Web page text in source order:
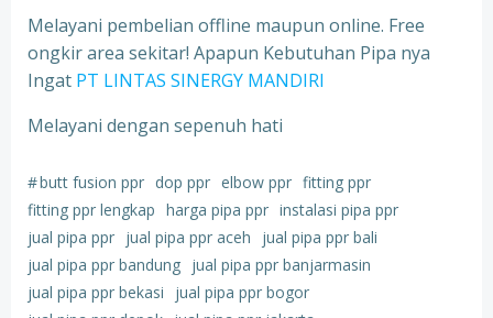
Melayani pembelian offline maupun online. Free
ongkir area sekitar! Apapun Kebutuhan Pipa nya
Ingat PT LINTAS SINERGY MANDIRI
Melayani dengan sepenuh hati
#butt fusion ppr dop ppr elbow ppr fitting ppr
fitting ppr lengkap harga pipa ppr instalasi pipa ppr
jual pipa ppr jual pipa ppr aceh
jual pipa ppr bali
jual pipa ppr bandung jual pipa ppr banjarmasin
jual pipa ppr bekasi
jual pipa ppr bogor